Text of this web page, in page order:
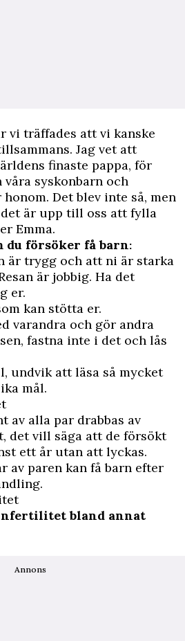
vi träffades att vi kanske
Jag vet att
finaste pappa, för
syskonbarn och
Det blev inte så, men
är upp till oss att fylla
Emma.
du försöker få barn:
är trygg och att ni är starka
är jobbig. Ha det
er.
kan stötta er.
varandra och gör andra
fastna inte i det och lås
undvik att läsa så mycket
mål.
av alla par drabbas av
det vill säga att de försökt
ett år utan att lyckas.
av paren kan få barn efter
bland annat
Annons